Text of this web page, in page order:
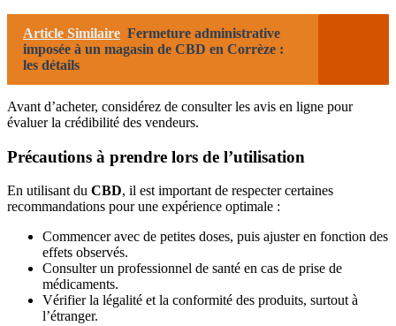
Article Similaire Fermeture administrative
imposée à un magasin de CBD en Corrèze :
les détails
Avant d’acheter, considérez de consulter les avis en ligne pour
évaluer la crédibilité des vendeurs.
Précautions à prendre lors de l’utilisation
En utilisant du CBD, il est important de respecter certaines
recommandations pour une expérience optimale :
Commencer avec de petites doses, puis ajuster en fonction des
effets observés.
Consulter un professionnel de santé en cas de prise de
médicaments.
Vérifier la légalité et la conformité des produits, surtout à
l’étranger.